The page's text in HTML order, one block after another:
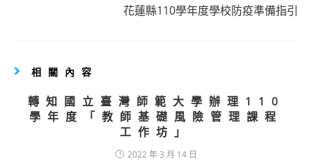
花蓮縣110學年度學校防疫準備指引
相關內容
轉知國立臺灣師範大學辦理110
學年度「教師基礎風險管理課程
工作坊」
2022 年 3 月 14 日